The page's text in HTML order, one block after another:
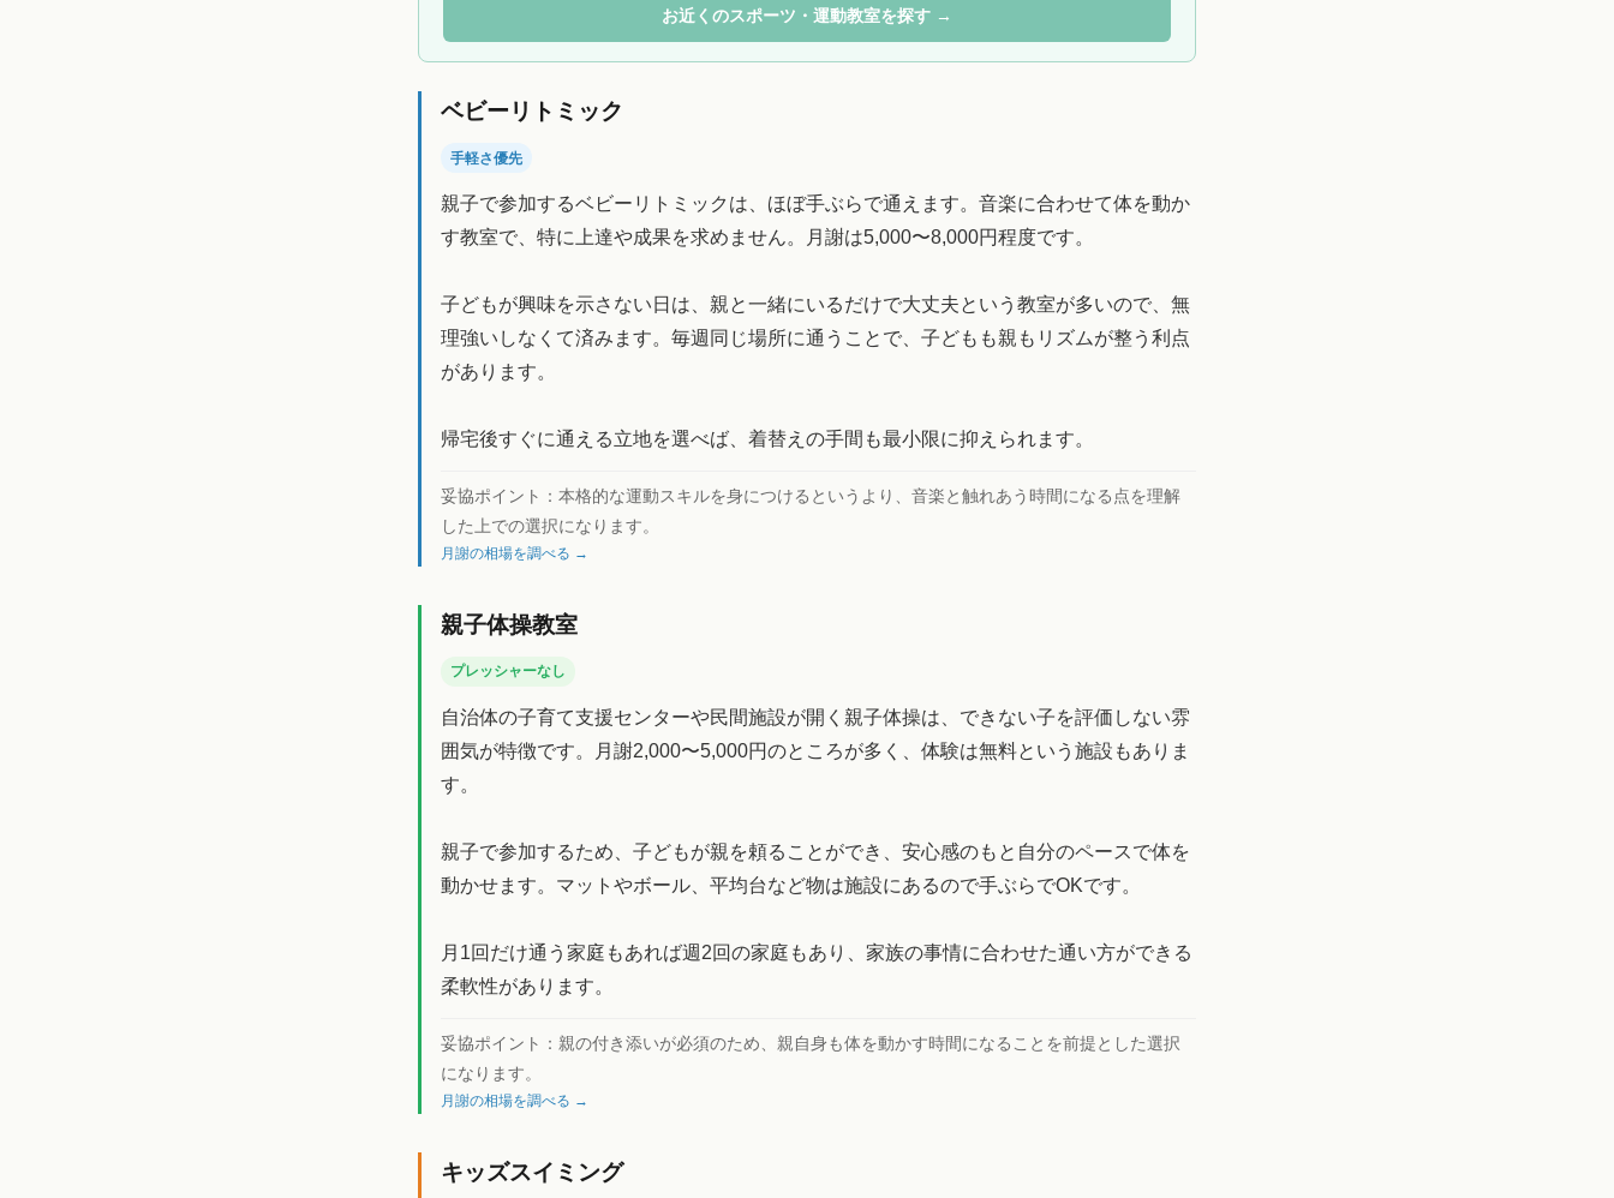
お近くのスポーツ・運動教室を探す →
ベビーリトミック
手軽さ優先
親子で参加するベビーリトミックは、ほぼ手ぶらで通えます。音楽に合わせて体を動か
す教室で、特に上達や成果を求めません。月謝は5,000〜8,000円程度です。
子どもが興味を示さない日は、親と一緒にいるだけで大丈夫という教室が多いので、無
理強いしなくて済みます。毎週同じ場所に通うことで、子どもも親もリズムが整う利点
があります。
帰宅後すぐに通える立地を選べば、着替えの手間も最小限に抑えられます。
妥協ポイント： 本格的な運動スキルを身につけるというより、音楽と触れあう時間になる点を理解
した上での選択になります。
月謝の相場を調べる →
親子体操教室
プレッシャーなし
自治体の子育て支援センターや民間施設が開く親子体操は、できない子を評価しない雰
囲気が特徴です。月謝2,000〜5,000円のところが多く、体験は無料という施設もありま
す。
親子で参加するため、子どもが親を頼ることができ、安心感のもと自分のペースで体を
動かせます。マットやボール、平均台など物は施設にあるので手ぶらでOKです。
月1回だけ通う家庭もあれば週2回の家庭もあり、家族の事情に合わせた通い方ができる
柔軟性があります。
妥協ポイント： 親の付き添いが必須のため、親自身も体を動かす時間になることを前提とした選択
になります。
月謝の相場を調べる →
キッズスイミング